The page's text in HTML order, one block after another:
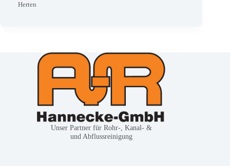
Herten
Unser Partner für Rohr-, Kanal- &
und Abflussreinigung